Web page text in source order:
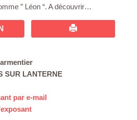
” Léon “. A découvrir…
SUR LANTERNE
par e-mail